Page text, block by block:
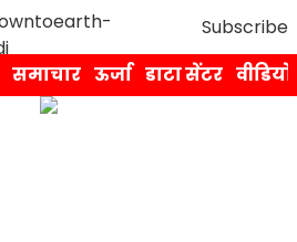
Subscribe
समाचार ऊर्जा डाटा सेंटर वीडियो